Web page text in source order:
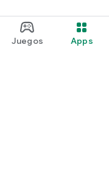
Juegos Apps